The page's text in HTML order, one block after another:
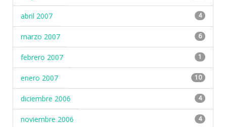
abril 2007 4
marzo 2007 6
febrero 2007 1
enero 2007 10
diciembre 2006 4
noviembre 2006 4